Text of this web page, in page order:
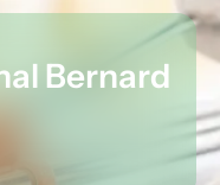
Bernard